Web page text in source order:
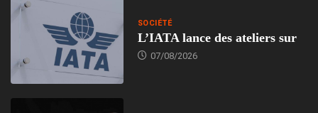
SOCIÉTÉ
L’IATA lance des ateliers sur
07/08/2026